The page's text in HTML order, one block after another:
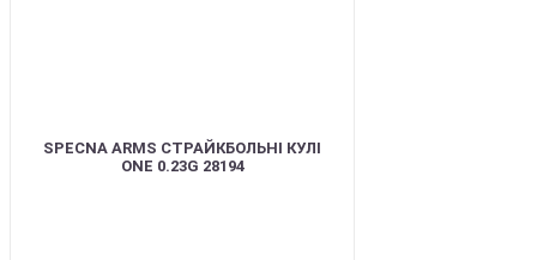
SPECNA ARMS СТРАЙКБОЛЬНІ КУЛІ
ONE 0.23G 28194